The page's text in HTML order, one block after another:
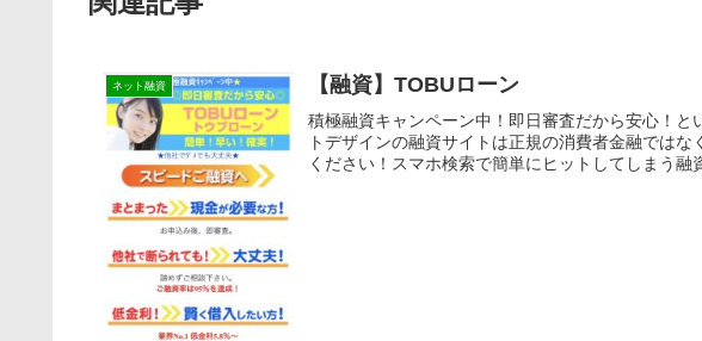
ネット融資 【融資】TOBUローン
積極融資キャンペーン中！即日審査だから安心！
トデザインの融資サイトは正規の消費者金融では
ください！スマホ検索で簡単にヒットしてしまう融